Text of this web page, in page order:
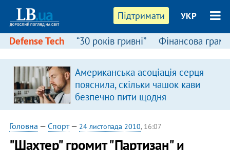
Підтримати УКР
Defense Tech “30 років гривні” Фінансова
Американська асоціація серця
пояснила, скільки чашок кави
безпечно пити щодня
Головна — Спорт— 24 листопада 2010, 16:07
"Шахтер" громит "Партизан" и